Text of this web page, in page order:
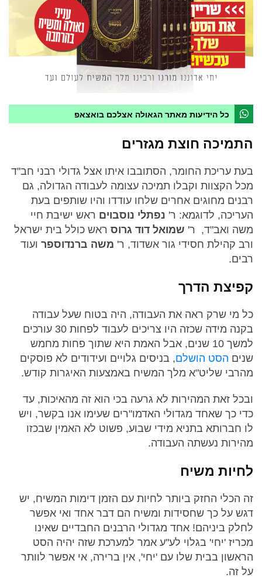
כל הידיעות מאתר הגאולה אצלכם בואצאפ
התמיכה חוצת מגזרים
בעת עריכת החומר, הסתובבו איתו אצל גדולי רבני חב"ד
מכל הקצוות וקבלו תמיכה עצומה לעבודה הגדולה, גם
רבנים מחוגים אחרים שלחו עודדו והיו שותפים בעת
העריכה, לדוגמא: ר' נפתלי נוסבוים ראש ישיבת חיי
משה ואב"ד, ר' שמואל דוד גרוס ראש כולל בית ישראל
ורב קהילת חסידי גור אשדוד, ר' משה ברנדוספר ועוד
רבים.
קפיצת הדרך
כל מי שרק ראה את העבודה, היה בטוח שעל עבודה
בקנה מידה שכזה היו צריכים לעבוד לפחות 30 עורכים
למשך 10 שנים, אבל האמת היא שתוך פחות מחמש
שנים הסט הושלם, בניסים גלויים ועידודים לא פוסקים
מהרבי שליט"א מלך המשיח באמצעות האיגרות קודש.
ובכל זאת המהירות לא גרעה בכי הוא זה מהאיכות, עד
כדי כך שאחד מגדולי האדמו"רים שעימו אנו בקשר, ויש
לו חברותא בתניא מידי שבוע, פשוט לא האמין שבכזו
מהירות נעשתה העבודה.
לחיות משיח
זה הכלי החזק ביותר לחיות עם הזמן דימות המשיח, יש
דגש על כך שחסידות ומשיח הם דבר אחד ואי אפשר
לחלק ביניהם! אחד מגדולי הרבנים החבדיים שאינו
מכריז 'יחי' בגלוי לע"ע אמר למערכת שזה יהיה הסט
הראשון בבית שלו עם 'יחי', אין ברירה, אי אפשר לוותר
על זה.